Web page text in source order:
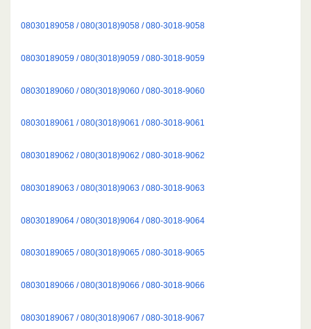
08030189058 / 080(3018)9058 / 080-3018-9058
08030189059 / 080(3018)9059 / 080-3018-9059
08030189060 / 080(3018)9060 / 080-3018-9060
08030189061 / 080(3018)9061 / 080-3018-9061
08030189062 / 080(3018)9062 / 080-3018-9062
08030189063 / 080(3018)9063 / 080-3018-9063
08030189064 / 080(3018)9064 / 080-3018-9064
08030189065 / 080(3018)9065 / 080-3018-9065
08030189066 / 080(3018)9066 / 080-3018-9066
08030189067 / 080(3018)9067 / 080-3018-9067